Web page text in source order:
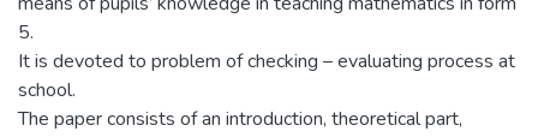
5.
It is devoted to problem of checking – evaluating process at
school.
The paper consists of an introduction, theoretical part,